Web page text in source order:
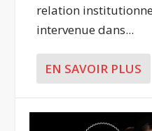
relation
intervenue dans...
EN SAVOIR PLUS